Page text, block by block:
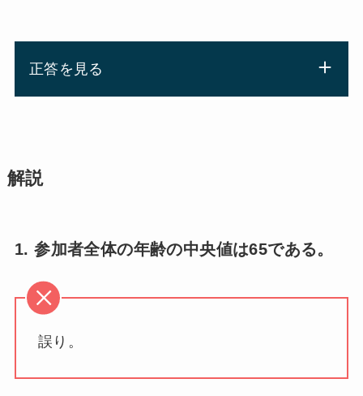
正答を見る
解説
1. 参加者全体の年齢の中央値は65である。
誤り。